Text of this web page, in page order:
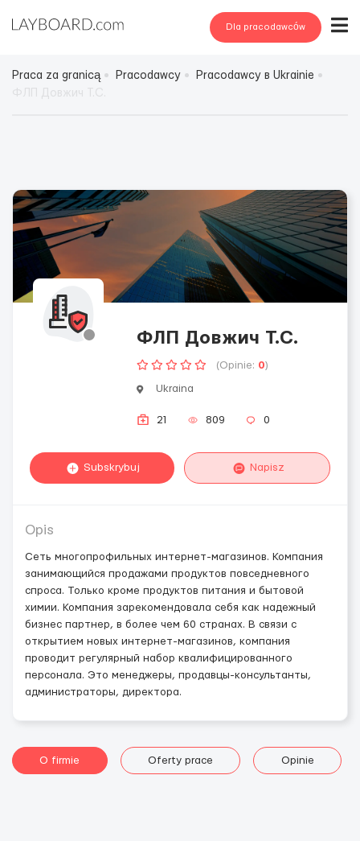
Dla pracodawców
Praca za granicą Pracodawcy
Pracodawcy в Ukrainie
ФЛП Довжич Т.С.
(Opinie: 0)
Ukraina
21 809 0
Subskrybuj Napisz
Opis
Сеть многопрофильных интернет-магазинов. Компания
занимающийся продажами продуктов повседневного
спроса. Только кроме продуктов питания и бытовой
химии. Компания зарекомендовала себя как надежный
бизнес партнер, в более чем 60 странах. В связи с
открытием новых интернет-магазинов, компания
проводит регулярный набор квалифицированного
персонала. Это менеджеры, продавцы-консультанты,
администраторы, директора.
O firmie Oferty prace Opinie